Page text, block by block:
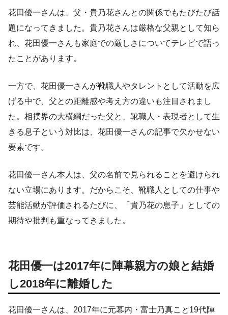
花田優一さんは、父・貴乃花さんとの関係でもたびたび話
題になってきました。貴乃花さんは厳格な父親として知ら
れ、花田優一さんも家庭での厳しさについてテレビで語っ
たことがあります。
一方で、花田優一さんが靴職人やタレントとして活動を広
げる中で、父との距離感や考え方の違いも注目されまし
た。相撲界の大横綱だった父と、靴職人・表現者として生
きる息子という対比は、花田優一さんの記事で欠かせない
要素です。
花田優一さん本人は、父の名前で見られることを避けられ
ない立場にあります。だからこそ、靴職人としての仕事や
芸能活動が評価されるたびに、「貴乃花の息子」としての
期待や批判も重なってきました。
花田優一は2017年に陣幕親方の娘と結婚
し2018年に離婚した
花田優一さんは、2017年に元幕内・富士乃真こと19代陣